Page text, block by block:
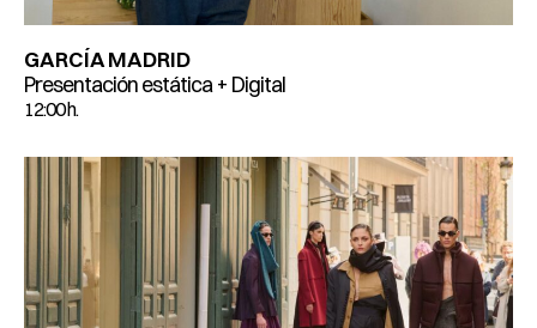
GARCÍA MADRID
Presentación estática + Digital
12:00 h.